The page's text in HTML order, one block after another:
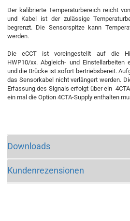
Der kalibrierte Temperaturbereich reicht
und Kabel ist der zulässige
begrenzt. Die Sensorspitze kann
werden.
Die eCCT ist voreingestellt auf die
HWP10/xx. Abgleich- und Einstellarbeiten
und die Brücke ist sofort bertriebsbereit.
das Sensorkabel nicht verlängert werden.
Erfassung des Signals erfolgt über ein
ein mal die Option 4CTA-Supply enthalten
Downloads
Kundenrezensionen